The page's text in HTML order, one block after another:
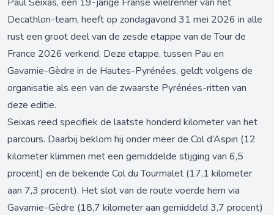
Decathlon-team, heeft op zondagavond 31 mei 2026 in alle
rust een groot deel van de zesde etappe van de Tour de
France 2026 verkend. Deze etappe, tussen Pau en
Gavarnie-Gèdre in de Hautes-Pyrénées, geldt volgens de
organisatie als een van de zwaarste Pyrénées-ritten van
deze editie.
Seixas reed specifiek de laatste honderd kilometer van het
parcours. Daarbij beklom hij onder meer de Col d’Aspin (12
kilometer klimmen met een gemiddelde stijging van 6,5
procent) en de bekende Col du Tourmalet (17,1 kilometer
aan 7,3 procent). Het slot van de route voerde hem via
Gavarnie-Gèdre (18,7 kilometer aan gemiddeld 3,7 procent)